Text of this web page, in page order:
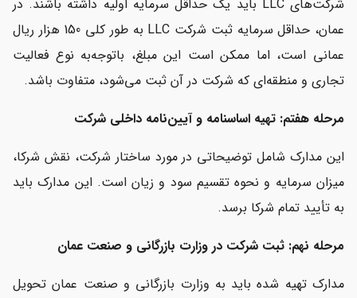
شرکت‌های LLC باید یک حداقل سرمایه اولیه داشته باشند. در
عمان، حداقل سرمایه ثبت شرکت LLC به طور کلی 150 هزار ریال
عمانی است، اما ممکن است این مبلغ، باتوجه‌به نوع فعالیت
تجاری و منطقه‌ای که شرکت در آن ثبت می‌شود، متفاوت باشد.
مرحله هفتم: تهیه اساسنامه و آیین‌نامه داخلی شرکت
این مدارک شامل توضیحاتی در مورد ساختار شرکت، نقش شرکا،
میزان سرمایه و نحوه تقسیم سود و زیان است. این مدارک باید
به تأیید تمام شرکا برسد.
مرحله نهم: ثبت شرکت در وزارت بازرگانی و صنعت عمان
مدارک تهیه شده باید به وزارت بازرگانی و صنعت عمان تحویل